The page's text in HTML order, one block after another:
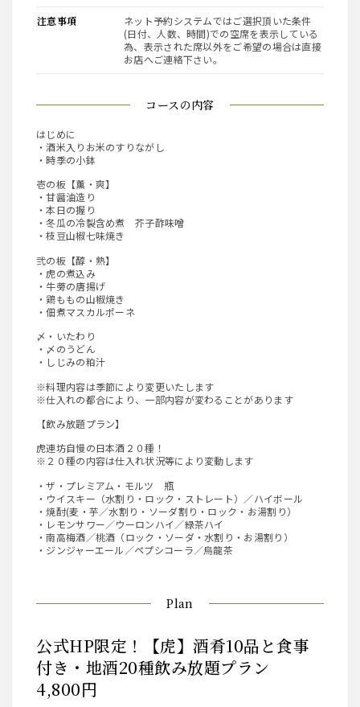
コースの内容
はじめに
・酒米入りお米のすりながし
・時季の小鉢
壱の板【薫・爽】
・甘醤油造り
・本日の握り
・冬瓜の冷製含め煮 芥子酢味噌
・枝豆山椒七味焼き
弐の板【醇・熟】
・虎の煮込み
・牛蒡の唐揚げ
・鶏ももの山椒焼き
・佃煮マスカルポーネ
〆・いたわり
・〆のうどん
・しじみの粕汁
※料理内容は季節により変更いたします
※仕入れの都合により、一部内容が変わることがあります
【飲み放題プラン】
虎連坊自慢の日本酒２０種！
※２０種の内容は仕入れ状況等により変動します
・ザ・プレミアム・モルツ 瓶
・ウイスキー（水割り・ロック・ストレート）／ハイボール
・焼酎(麦・芋／水割り・ソーダ割り・ロック・お湯割り）
・レモンサワー／ウーロンハイ／緑茶ハイ
・南高梅酒／桃酒（ロック・ソーダ・水割り・お湯割り）
・ジンジャーエール／ペプシコーラ／烏龍茶
注意事項
ネット予約システムではご選択頂いた条件
(日付、人数、時間)での空席を表示している
為、表示された席以外をご希望の場合は直接
お店へご連絡下さい。
Plan
公式HP限定！【虎】酒肴10品と食事
付き・地酒20種飲み放題プラン
4,800円